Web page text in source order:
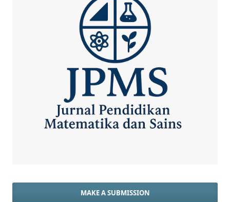
MAKE A SUBMISSION